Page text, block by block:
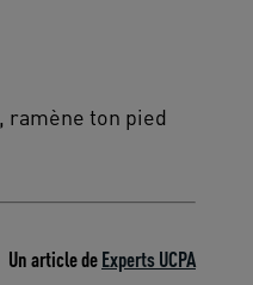
ramène ton pied
Un article deExperts UCPA